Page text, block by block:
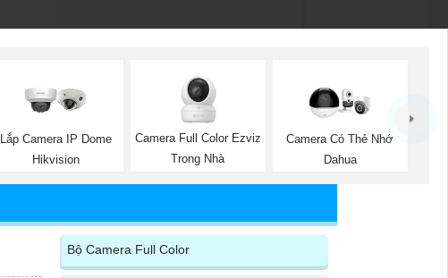
Lắp Camera IP Dome
Hikvision
Camera Full Color Ezviz
Trong Nhà
Camera Có Thẻ Nhớ
Dahua
Bộ Camera Full Color